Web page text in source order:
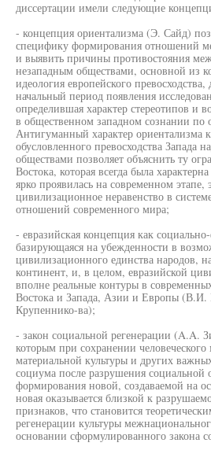
диссертации имели следующие
- концепция ориентализма (Э. Сайд)
специфику формирования отношений
и выявить причины противостояния
незападным обществами, основной из
идеология европейского
начальный период появления
определившая характер стереотипов и
в общественном западном сознании
Антигуманный характер ориентализма
обусловленного превосходства Запада
обществами позволяет объяснить ту
Востока, которая всегда была
ярко проявилась на современном этапе,
цивилизационное неравенство в
отношений современного мира;
- евразийская концепция как
базирующаяся на убежденности в
цивилизационного единства народов,
континент, и, в целом, евразийской
вполне реальные контуры в
Востока и Запада, Азии и Европы
Крупеннико-ва);
- закон социальной регенерации (A.A.
которым при сохранении
материальной культуры и других
социума после разрушения социальной
формирования новой, создаваемой на
новая оказывается близкой к
признаков, что становится
регенерации культуры
основании сформулированного закона